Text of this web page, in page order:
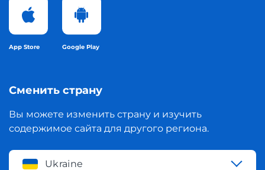
App Store Google Play
Сменить страну
Вы можете изменить страну и изучить
содержимое сайта для другого региона.
Ukraine